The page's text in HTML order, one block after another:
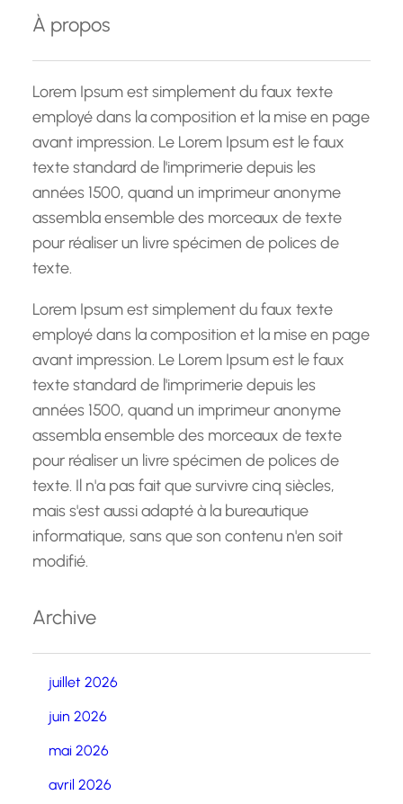
r
c
h
À propos
Lorem Ipsum est simplement du faux texte
employé dans la composition et la mise en page
avant impression. Le Lorem Ipsum est le faux
texte standard de l'imprimerie depuis les
années 1500, quand un imprimeur anonyme
assembla ensemble des morceaux de texte
pour réaliser un livre spécimen de polices de
texte.
Lorem Ipsum est simplement du faux texte
employé dans la composition et la mise en page
avant impression. Le Lorem Ipsum est le faux
texte standard de l'imprimerie depuis les
années 1500, quand un imprimeur anonyme
assembla ensemble des morceaux de texte
pour réaliser un livre spécimen de polices de
texte. Il n'a pas fait que survivre cinq siècles,
mais s'est aussi adapté à la bureautique
informatique, sans que son contenu n'en soit
modifié.
Archive
juillet 2026
juin 2026
mai 2026
avril 2026